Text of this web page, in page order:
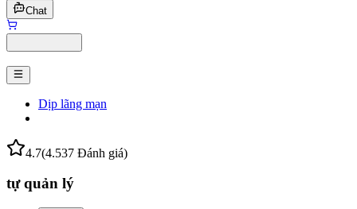
Chat
Dịp lãng mạn
4.7(4.537 Đánh giá)
tự quản lý